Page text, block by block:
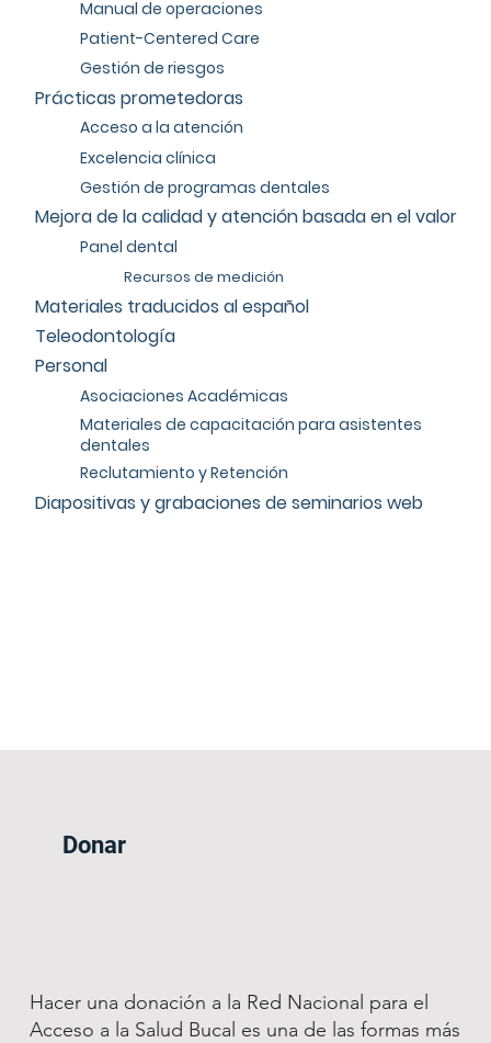
Donar
Hacer una donación a la Red Nacional para el
Acceso a la Salud Bucal es una de las formas más
Manual de operaciones
Patient-Centered Care
Gestión de riesgos
Prácticas prometedoras
Acceso a la atención
Excelencia clínica
Gestión de programas dentales
Mejora de la calidad y atención basada en el valor
Panel dental
Recursos de medición
Materiales traducidos al español
Teleodontología
Personal
Asociaciones Académicas
Materiales de capacitación para asistentes
dentales
Reclutamiento y Retención
Diapositivas y grabaciones de seminarios web